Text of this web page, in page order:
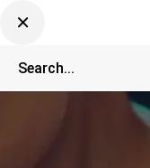
CLUBBING